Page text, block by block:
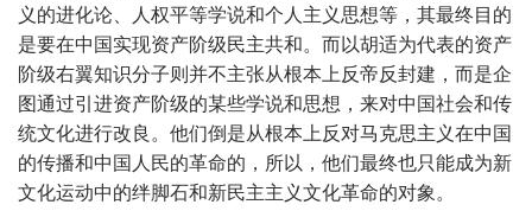
义的进化论、人权平等学说和个人主义思想等，其最终目的
是要在中国实现资产阶级民主共和。而以胡适为代表的资产
阶级右翼知识分子则并不主张从根本上反帝反封建，而是企
图通过引进资产阶级的某些学说和思想，来对中国社会和传
统文化进行改良。他们倒是从根本上反对马克思主义在中国
的传播和中国人民的革命的，所以，他们最终也只能成为新
文化运动中的绊脚石和新民主主义文化革命的对象。